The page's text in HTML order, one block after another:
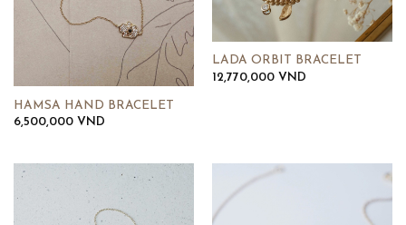
HAMSA HAND BRACELET
6,500,000 VND
LADA ORBIT BRACELET
12,770,000 VND